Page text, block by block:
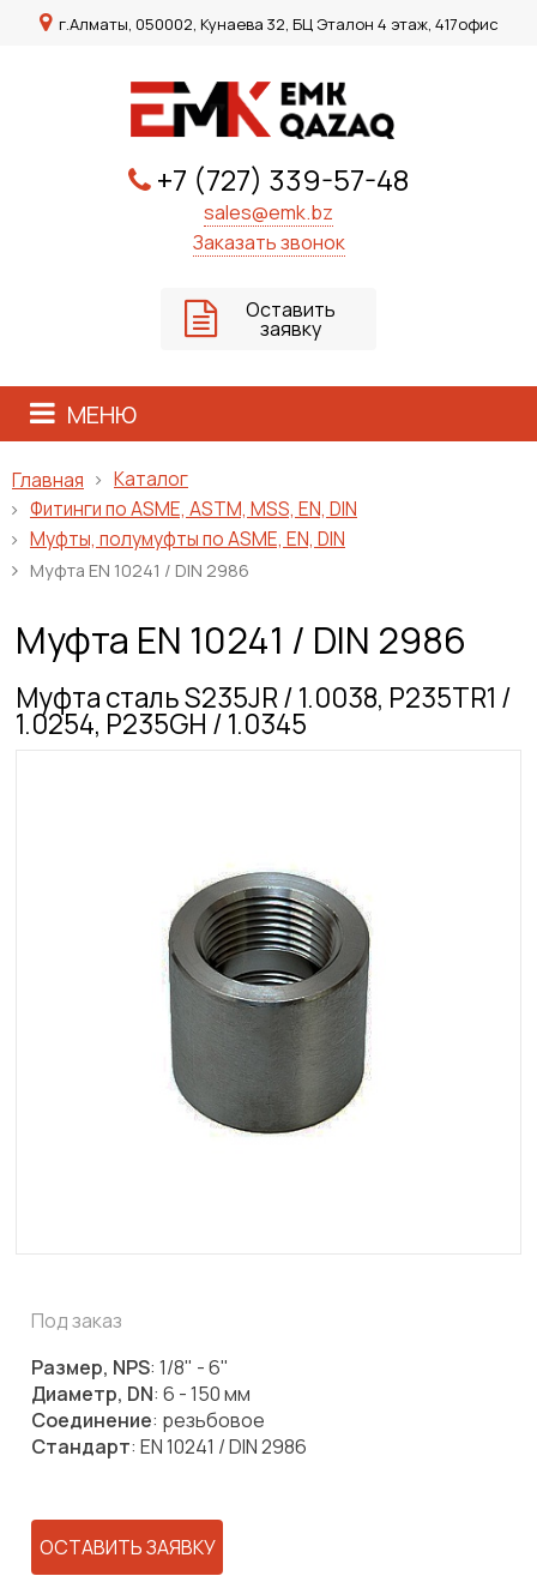
г.Алматы, 050002, Кунаева 32, БЦ Эталон 4 этаж, 417офис
+7 (727) 339-57-48
sales@emk.bz
Заказать звонок
Оставить
заявку
МЕНЮ
Главная
Каталог
Фитинги по ASME, ASTM, MSS, EN, DIN
Муфты, полумуфты по ASME, EN, DIN
Муфта EN 10241 / DIN 2986
Муфта EN 10241 / DIN 2986
Муфта сталь S235JR / 1.0038, P235TR1 /
1.0254, P235GH / 1.0345
Под заказ
Размер, NPS: 1/8" - 6"
Диаметр, DN: 6 - 150 мм
Соединение: резьбовое
Стандарт: EN 10241 / DIN 2986
ОСТАВИТЬ ЗАЯВКУ